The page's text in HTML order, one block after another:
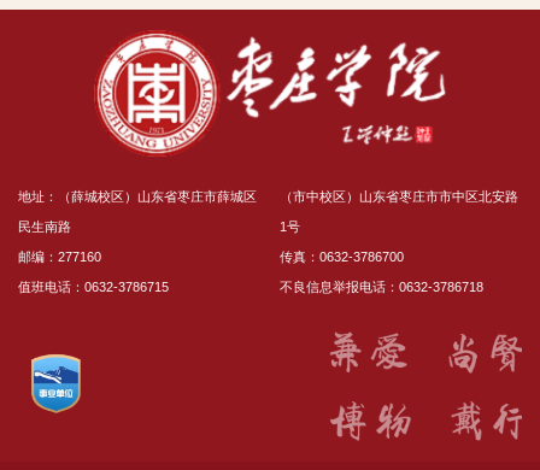
地址：（薛城校区）山东省枣庄市薛城区
民生南路
邮编：277160
值班电话：0632-3786715
（市中校区）山东省枣庄市市中区北安路
1号
传真：0632-3786700
不良信息举报电话：0632-3786718